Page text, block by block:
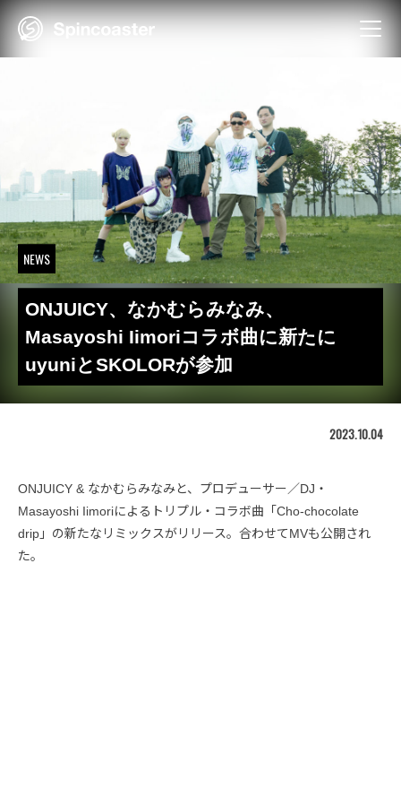
Skip
NEWS
ONJUICY、なかむらみなみ、
Masayoshi Iimoriコラボ曲に新たに
uyuniとSKOLORが参加
2023.10.04
ONJUICY & なかむらみなみと、プロデューサー／DJ・
Masayoshi Iimoriによるトリプル・コラボ曲「Cho-chocolate
drip」の新たなリミックスがリリース。合わせてMVも公開され
た。